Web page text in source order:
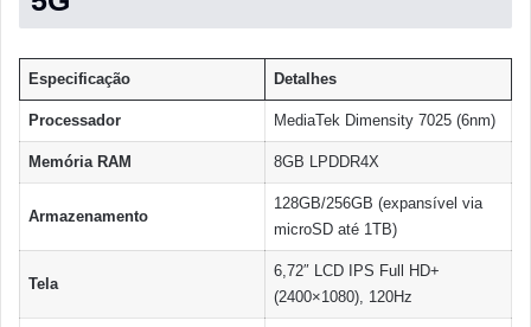
Especificação Detalhes
Processador MediaTek Dimensity 7025 (6nm)
Memória RAM 8GB LPDDR4X
Armazenamento
128GB/256GB (expansível via
microSD até 1TB)
Tela
6,72″ LCD IPS Full HD+
(2400×1080), 120Hz